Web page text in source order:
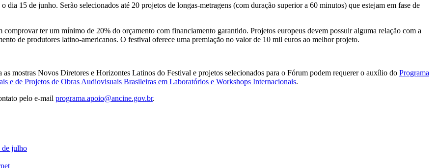
dia 15 de junho. Serão selecionados até 20 projetos de longas-metragens (com duração superior a 60 minutos) que estejam em fase de
ter um mínimo de 20% do orçamento com financiamento garantido. Projetos europeus devem possuir alguma relação com a
de produtores latino-americanos. O festival oferece uma premiação no valor de 10 mil euros ao melhor projeto.
mostras Novos Diretores e Horizontes Latinos do Festival e projetos selecionados para o Fórum podem requerer o auxílio do Programa
e de Projetos de Obras Audiovisuais Brasileiras em Laboratórios e Workshops Internacionais.
pelo e-mail programa.apoio@ancine.gov.br.
de julho